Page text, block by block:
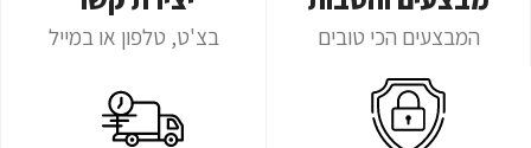
המבצעים הכי טובים בצ'ט, טלפון או במייל